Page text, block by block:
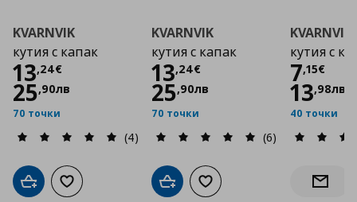
KVARNVIK
кутия с капак
13,24€
Цена
25,90лв
70 точки
(4)
Добави в кошницата
Добави към списъка с любими
KVARNVIK
кутия с капак
13,24€
Цена
25,90лв
70 точки
(6)
Добави в кошницата
Добави към списъка с
KVARNVIK
кутия с
7,15€
Цена
13,98лв
40 точки